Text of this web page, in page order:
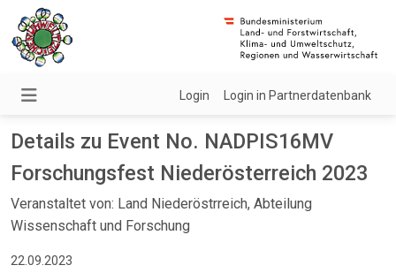
Login Login in Partnerdatenbank
Details zu Event No. NADPIS16MV
Forschungsfest Niederösterreich 2023
Veranstaltet von: Land Niederöstrreich, Abteilung
Wissenschaft und Forschung
22.09.2023